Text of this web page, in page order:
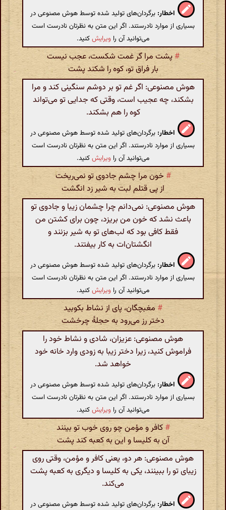
اخطار: برگردان‌های تولید شده توسط هوش مصنوعی در
بسیاری از موارد نادرستند. اگر این متن به نظرتان نادرست است
می‌توانید آن را ویرایشکنید.
# پشت مرا گر غمت شکست، عجب نیست
بار فراق تو، کوه را شکند پشت
هوش مصنوعی: اگر غم تو بر دوشم سنگینی کند و مرا
بشکند، چه عجیب است، وقتی که جدایی تو می‌تواند
کوه را هم بشکند.
اخطار: برگردان‌های تولید شده توسط هوش مصنوعی در
بسیاری از موارد نادرستند. اگر این متن به نظرتان نادرست است
می‌توانید آن را ویرایشکنید.
# خون مرا چشم جادوی تو نمی‌ریخت
از پی قتلم لبت به شیر زد انگشت
هوش مصنوعی: نمی‌دانم چرا چشمان زیبا و جادوی تو
باعث نشد که خون من بریزد، چون برای کشتن من
فقط کافی بود که لب‌های تو به شیر بزنند و
انگشتان‌ات به کار بیفتند.
اخطار: برگردان‌های تولید شده توسط هوش مصنوعی در
بسیاری از موارد نادرستند. اگر این متن به نظرتان نادرست است
می‌توانید آن را ویرایشکنید.
# مغبچگان، پای از نشاط بکوبید
دختر رز می‌رود به حجلهٔ چرخشت
هوش مصنوعی: عزیزان، شادی و نشاط خود را
فراموش کنید، زیرا دختر زیبا به زودی وارد خانه خود
خواهد شد.
اخطار: برگردان‌های تولید شده توسط هوش مصنوعی در
بسیاری از موارد نادرستند. اگر این متن به نظرتان نادرست است
می‌توانید آن را ویرایشکنید.
#کافر و مؤمن چو روی خوب تو بینند
آن به کلیسا و این به کعبه کند پشت
هوش مصنوعی: هر دو، یعنی کافر و مؤمن، وقتی روی
زیبای تو را ببینند، یکی به کلیسا و دیگری به کعبه پشت
می‌کند.
اخطار: برگردان‌های تولید شده توسط هوش مصنوعی در